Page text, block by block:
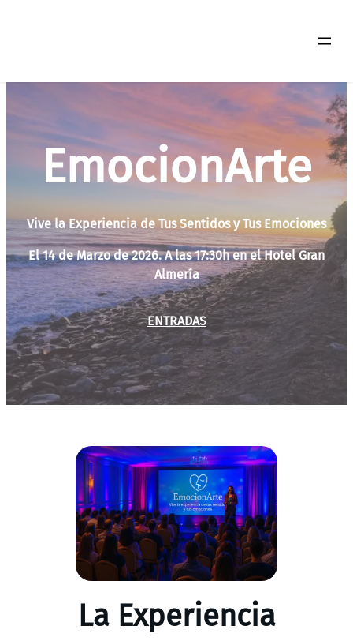
contenido
EmocionArte
Vive la Experiencia de Tus Sentidos y Tus Emociones
El 14 de Marzo de 2026. A las 17:30h en el Hotel Gran
Almería
ENTRADAS
La Experiencia